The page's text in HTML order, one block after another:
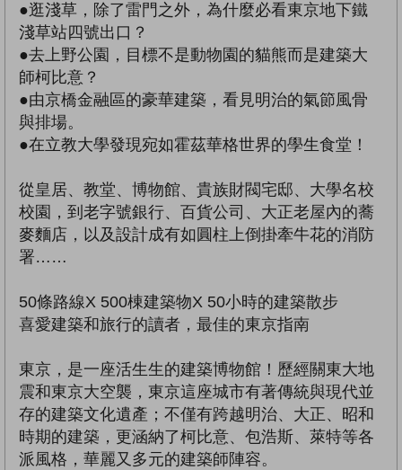
●逛淺草，除了雷門之外，為什麼必看東京地下鐵
淺草站四號出口？
●去上野公園，目標不是動物園的貓熊而是建築大
師柯比意？
●由京橋金融區的豪華建築，看見明治的氣節風骨
與排場。
●在立教大學發現宛如霍茲華格世界的學生食堂！
從皇居、教堂、博物館、貴族財閥宅邸、大學名校
校園，到老字號銀行、百貨公司、大正老屋內的蕎
麥麵店，以及設計成有如圓柱上倒掛牽牛花的消防
署……
50條路線X 500棟建築物X 50小時的建築散步
喜愛建築和旅行的讀者，最佳的東京指南
東京，是一座活生生的建築博物館！歷經關東大地
震和東京大空襲，東京這座城市有著傳統與現代並
存的建築文化遺產；不僅有跨越明治、大正、昭和
時期的建築，更涵納了柯比意、包浩斯、萊特等各
派風格，華麗又多元的建築師陣容。